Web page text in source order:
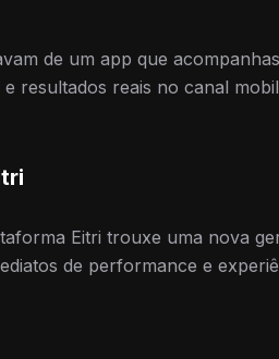
de um app que
resultados reais no canal
Eitri trouxe uma nova
de performance e